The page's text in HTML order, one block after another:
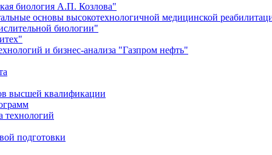
биология А.П. Козлова"
основы высокотехнологичной медицинской
биологии"
и бизнес-анализа "Газпром нефть"
высшей квалификации
технологий
подготовки